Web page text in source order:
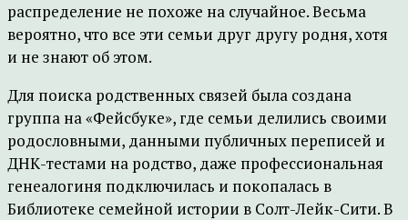
распределение не похоже на случайное. Весьма
вероятно, что все эти семьи друг другу родня, хотя
и не знают об этом.
Для поиска родственных связей была создана
группа на «Фейсбуке», где семьи делились своими
родословными, данными публичных переписей и
ДНК-тестами на родство, даже профессиональная
генеалогиня подключилась и покопалась в
Библиотеке семейной истории в Солт-Лейк-Сити. В